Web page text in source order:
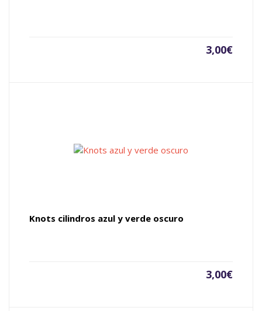
3,00€
Knots cilindros azul y verde oscuro
3,00€